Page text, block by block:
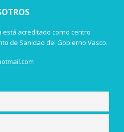
está acreditado como centro
de Sanidad del Gobierno Vasco.